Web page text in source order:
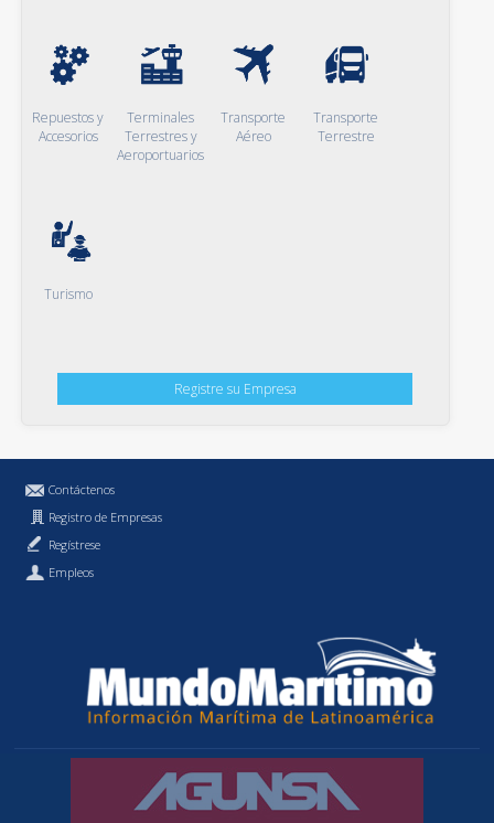
Repuestos y
Accesorios
Terminales
Terrestres y
Aeroportuarios
Transporte
Aéreo
Transporte
Terrestre
Turismo
Registre su Empresa
Contáctenos
Registro de Empresas
Regístrese
Empleos
Política de Privacidad
MundoMaritimo.cl es una marca registrada de MundoMaritimo Ltda.
f686c914